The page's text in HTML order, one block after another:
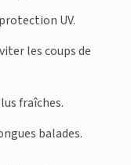
UV.
les coups de
fraîches.
balades.